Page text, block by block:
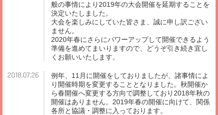
般の事情により2019年の大会開催を延期することを
決定いたしました。
大会を楽しみにしていた皆さま、誠に申し訳ござい
ません。
2020年春にさらにパワーアップして開催できるよう
準備を進めてまいりますので、どうぞ引き続き宜し
くお願いいたします。
2018.07.26
例年、11月に開催をしておりましたが、諸事情によ
り開催時期を変更することとなりました。秋開催か
ら春開催へ変更する方向で調整しており2018年秋の
開催はありません。2019年春の開催に向けて、関係
各所と協議・調整に入っております。